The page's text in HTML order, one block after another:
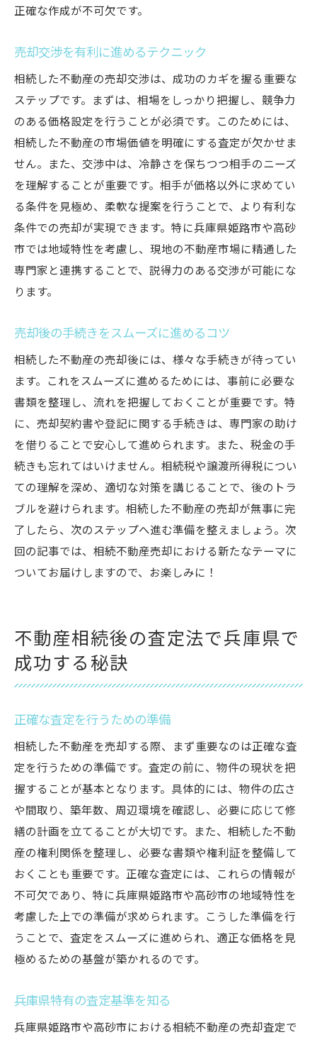
正確な作成が不可欠です。
売却交渉を有利に進めるテクニック
相続した不動産の売却交渉は、成功のカギを握る重要な
ステップです。まずは、相場をしっかり把握し、競争力
のある価格設定を行うことが必須です。このためには、
相続した不動産の市場価値を明確にする査定が欠かせま
せん。また、交渉中は、冷静さを保ちつつ相手のニーズ
を理解することが重要です。相手が価格以外に求めてい
る条件を見極め、柔軟な提案を行うことで、より有利な
条件での売却が実現できます。特に兵庫県姫路市や高砂
市では地域特性を考慮し、現地の不動産市場に精通した
専門家と連携することで、説得力のある交渉が可能にな
ります。
売却後の手続きをスムーズに進めるコツ
相続した不動産の売却後には、様々な手続きが待ってい
ます。これをスムーズに進めるためには、事前に必要な
書類を整理し、流れを把握しておくことが重要です。特
に、売却契約書や登記に関する手続きは、専門家の助け
を借りることで安心して進められます。また、税金の手
続きも忘れてはいけません。相続税や譲渡所得税につい
ての理解を深め、適切な対策を講じることで、後のトラ
ブルを避けられます。相続した不動産の売却が無事に完
了したら、次のステップへ進む準備を整えましょう。次
回の記事では、相続不動産売却における新たなテーマに
ついてお届けしますので、お楽しみに！
不動産相続後の査定法で兵庫県で
成功する秘訣
正確な査定を行うための準備
相続した不動産を売却する際、まず重要なのは正確な査
定を行うための準備です。査定の前に、物件の現状を把
握することが基本となります。具体的には、物件の広さ
や間取り、築年数、周辺環境を確認し、必要に応じて修
繕の計画を立てることが大切です。また、相続した不動
産の権利関係を整理し、必要な書類や権利証を整備して
おくことも重要です。正確な査定には、これらの情報が
不可欠であり、特に兵庫県姫路市や高砂市の地域特性を
考慮した上での準備が求められます。こうした準備を行
うことで、査定をスムーズに進められ、適正な価格を見
極めるための基盤が築かれるのです。
兵庫県特有の査定基準を知る
兵庫県姫路市や高砂市における相続不動産の売却査定で